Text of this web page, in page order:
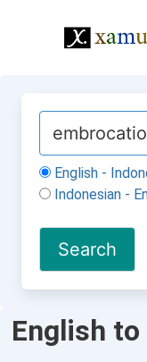
English -
Indonesian -
English